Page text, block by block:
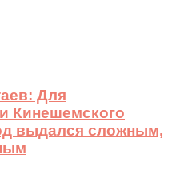
Для
Кинешемского
выдался сложным,